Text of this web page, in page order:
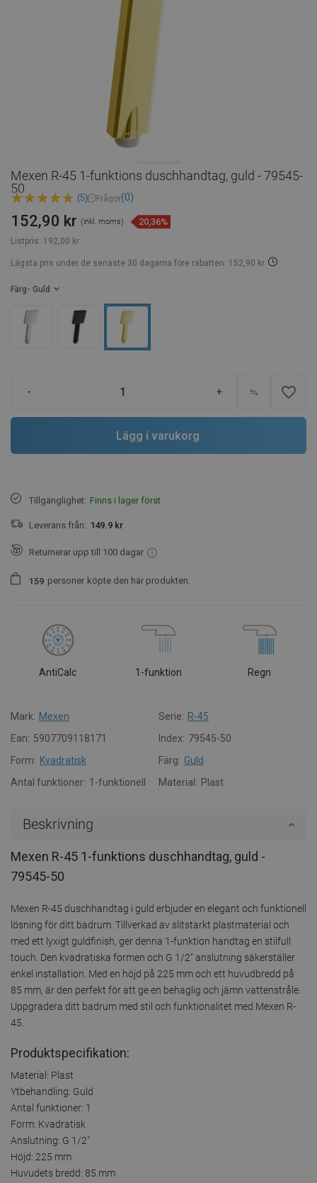
Mexen R-45 1-funktions duschhandtag, guld - 79545-
50
(5) Frågor(0)
Listpris: 192,00 kr
152,90 kr (inkl. moms) 20,36%
Lägsta pris under de senaste 30 dagarna före rabatten: 152,90 kr
Färg - Guld
- + favorite_border
Lägg i varukorg
Tillgänglighet: Finns i lager först
Leverans från: 149.9 kr
Returnerar upp till 100 dagar
1 59 personer köpte den här produkten.
AntiCalc 1-funktion Regn
Mark: Mexen Serie: R-45
Ean: 5907709118171 Index: 79545-50
Form: Kvadratisk Färg: Guld
Antal funktioner: 1-funktionell Material: Plast
Beskrivning
Mexen R-45 1-funktions duschhandtag, guld -
79545-50
Mexen R-45 duschhandtag i guld erbjuder en elegant och funktionell
lösning för ditt badrum. Tillverkad av slitstarkt plastmaterial och
med ett lyxigt guldfinish, ger denna 1-funktion handtag en stilfull
touch. Den kvadratiska formen och G 1/2" anslutning säkerställer
enkel installation. Med en höjd på 225 mm och ett huvudbredd på
85 mm, är den perfekt för att ge en behaglig och jämn vattenstråle.
Uppgradera ditt badrum med stil och funktionalitet med Mexen R-
45.
Produktspecifikation:
Material: Plast
Ytbehandling: Guld
Antal funktioner: 1
Form: Kvadratisk
Anslutning: G 1/2"
Höjd: 225 mm
Huvudets bredd: 85 mm